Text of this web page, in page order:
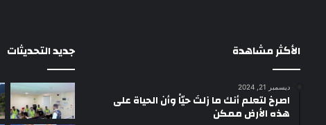
الأكثر مشاهدة
ديسمبر 21, 2024
‫اصرخ لتعلم أنك ما زلتَ حيّاً وأن الحياة على
هذه الأرض ممكن
جديد التحديثات